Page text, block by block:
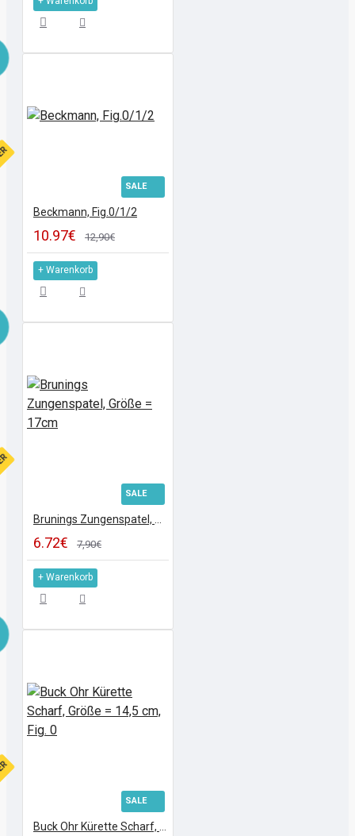
SALE
Beckmann, Fig.0/1/2
10.97€ 12,90€
+ Warenkorb
SALE
Brunings Zungenspatel, Größe = 17cm
6.72€ 7,90€
+ Warenkorb
SALE
Buck Ohr Kürette Scharf, Größe = 14,5 cm, Fig. 0